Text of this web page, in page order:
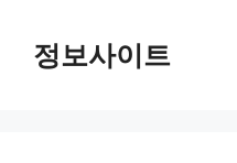
content정보사이트